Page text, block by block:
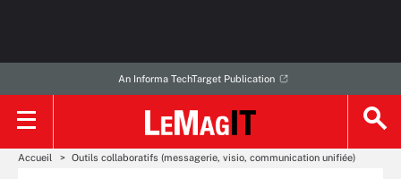
An Informa TechTarget Publication
Accueil Outils collaboratifs (messagerie, visio, communication unifiée)